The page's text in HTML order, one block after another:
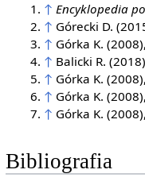
↑ Encyklopedia
↑ Górecki D.
↑ Górka K.
↑ Balicki R.
↑ Górka K.
↑ Górka K.
↑ Górka K.
Bibliografia